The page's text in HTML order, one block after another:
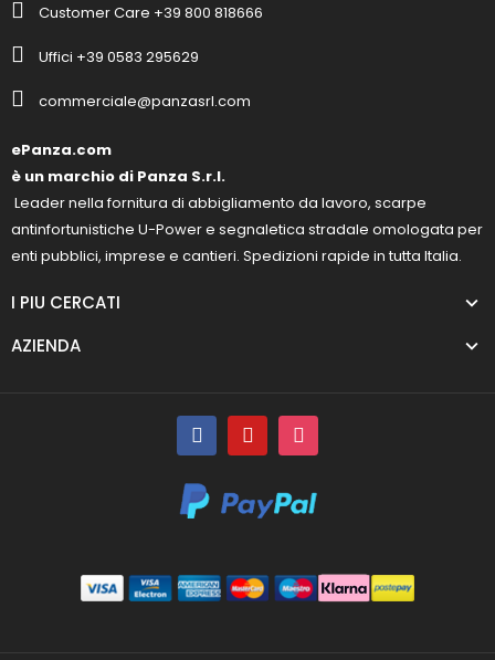
Customer Care +39 800 818666
Uffici +39 0583 295629
commerciale@panzasrl.com
ePanza.com
è un marchio di Panza S.r.l.
Leader nella fornitura di abbigliamento da lavoro, scarpe
antinfortunistiche U-Power e segnaletica stradale omologata per
enti pubblici, imprese e cantieri. Spedizioni rapide in tutta Italia.
I PIU CERCATI
AZIENDA